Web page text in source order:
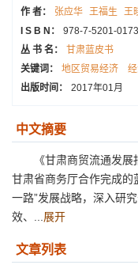
作 者：
张应华 王福生 王
I S B N：
978-7-5201-
丛 书 名：
甘肃蓝皮书
关键词：
地区贸易经济
出版时间：
2017年01月
中文摘要
《甘肃商贸流通发
甘肃省商务厅合作完成的
一路”发展战略，深入研
效、... 展开
文章列表